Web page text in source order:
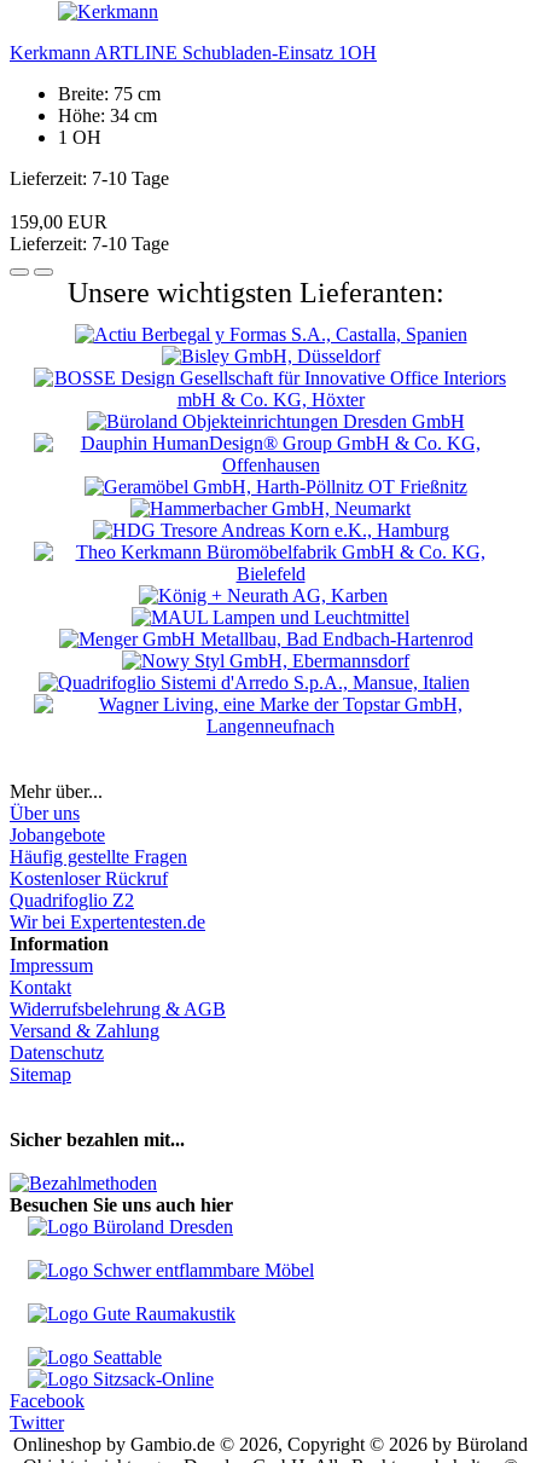
Kerkmann ARTLINE Schubladen-Einsatz 1OH
Breite: 75 cm
Höhe: 34 cm
1 OH
Lieferzeit: 7-10 Tage
159,00 EUR
Lieferzeit: 7-10 Tage
Unsere wichtigsten Lieferanten:
Mehr über...
Über uns
Jobangebote
Häufig gestellte Fragen
Kostenloser Rückruf
Quadrifoglio Z2
Wir bei Expertentesten.de
Information
Impressum
Kontakt
Widerrufsbelehrung & AGB
Versand & Zahlung
Datenschutz
Sitemap
Sicher bezahlen mit...
Besuchen Sie uns auch hier
Facebook
Twitter
Onlineshop by Gambio.de © 2026, Copyright © 2026 by Büroland